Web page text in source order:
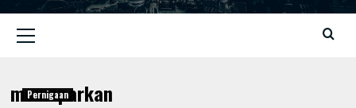
Menu
memaparkan
Pernigaan